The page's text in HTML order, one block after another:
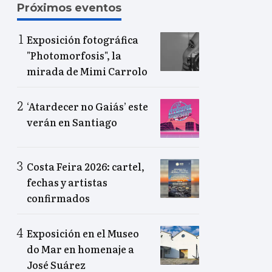
Próximos eventos
Exposición fotográfica
"Photomorfosis", la
mirada de Mimi Carrolo
‘Atardecer no Gaiás’ este
verán en Santiago
Costa Feira 2026: cartel,
fechas y artistas
confirmados
Exposición en el Museo
do Mar en homenaje a
José Suárez